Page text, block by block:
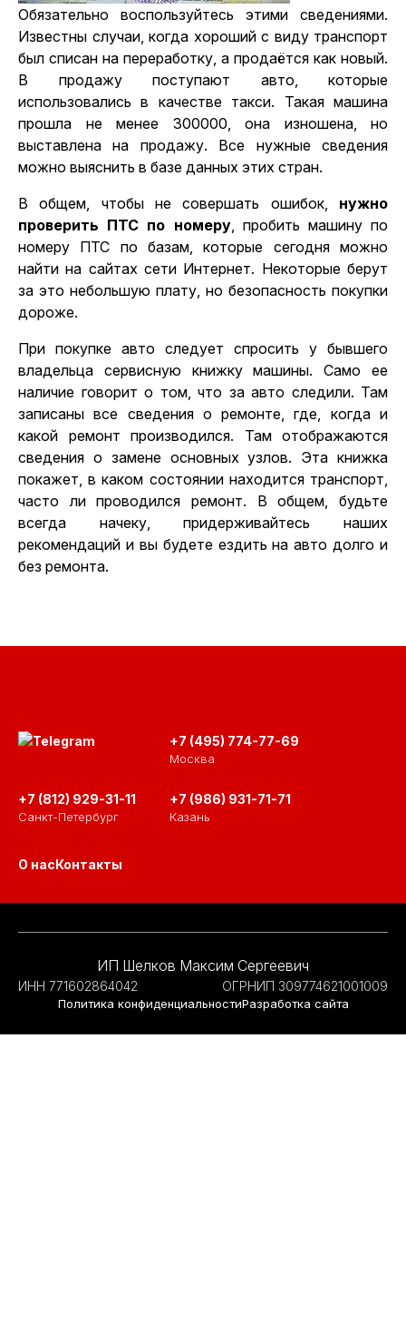
Обязательно воспользуйтесь этими сведениями.
Известны случаи, когда хороший с виду транспорт
был списан на переработку, а продаётся как новый.
В продажу поступают авто, которые
использовались в качестве такси. Такая машина
прошла не менее 300000, она изношена, но
выставлена на продажу. Все нужные сведения
можно выяснить в базе данных этих стран.
В общем, чтобы не совершать ошибок, нужно
проверить ПТС по номеру, пробить машину по
номеру ПТС по базам, которые сегодня можно
найти на сайтах сети Интернет. Некоторые берут
за это небольшую плату, но безопасность покупки
дороже.
При покупке авто следует спросить у бывшего
владельца сервисную книжку машины. Само ее
наличие говорит о том, что за авто следили. Там
записаны все сведения о ремонте, где, когда и
какой ремонт производился. Там отображаются
сведения о замене основных узлов. Эта книжка
покажет, в каком состоянии находится транспорт,
часто ли проводился ремонт. В общем, будьте
всегда начеку, придерживайтесь наших
рекомендаций и вы будете ездить на авто долго и
без ремонта.
О насКонтакты
+7 (495) 774-77-69
Москва
+7 (812) 929-31-11
Санкт-Петербург
+7 (986) 931-71-71
Казань
ИП Шелков Максим Сергеевич
ИНН 771602864042 ОГРНИП 309774621001009
Политика конфиденциальностиРазработка сайта